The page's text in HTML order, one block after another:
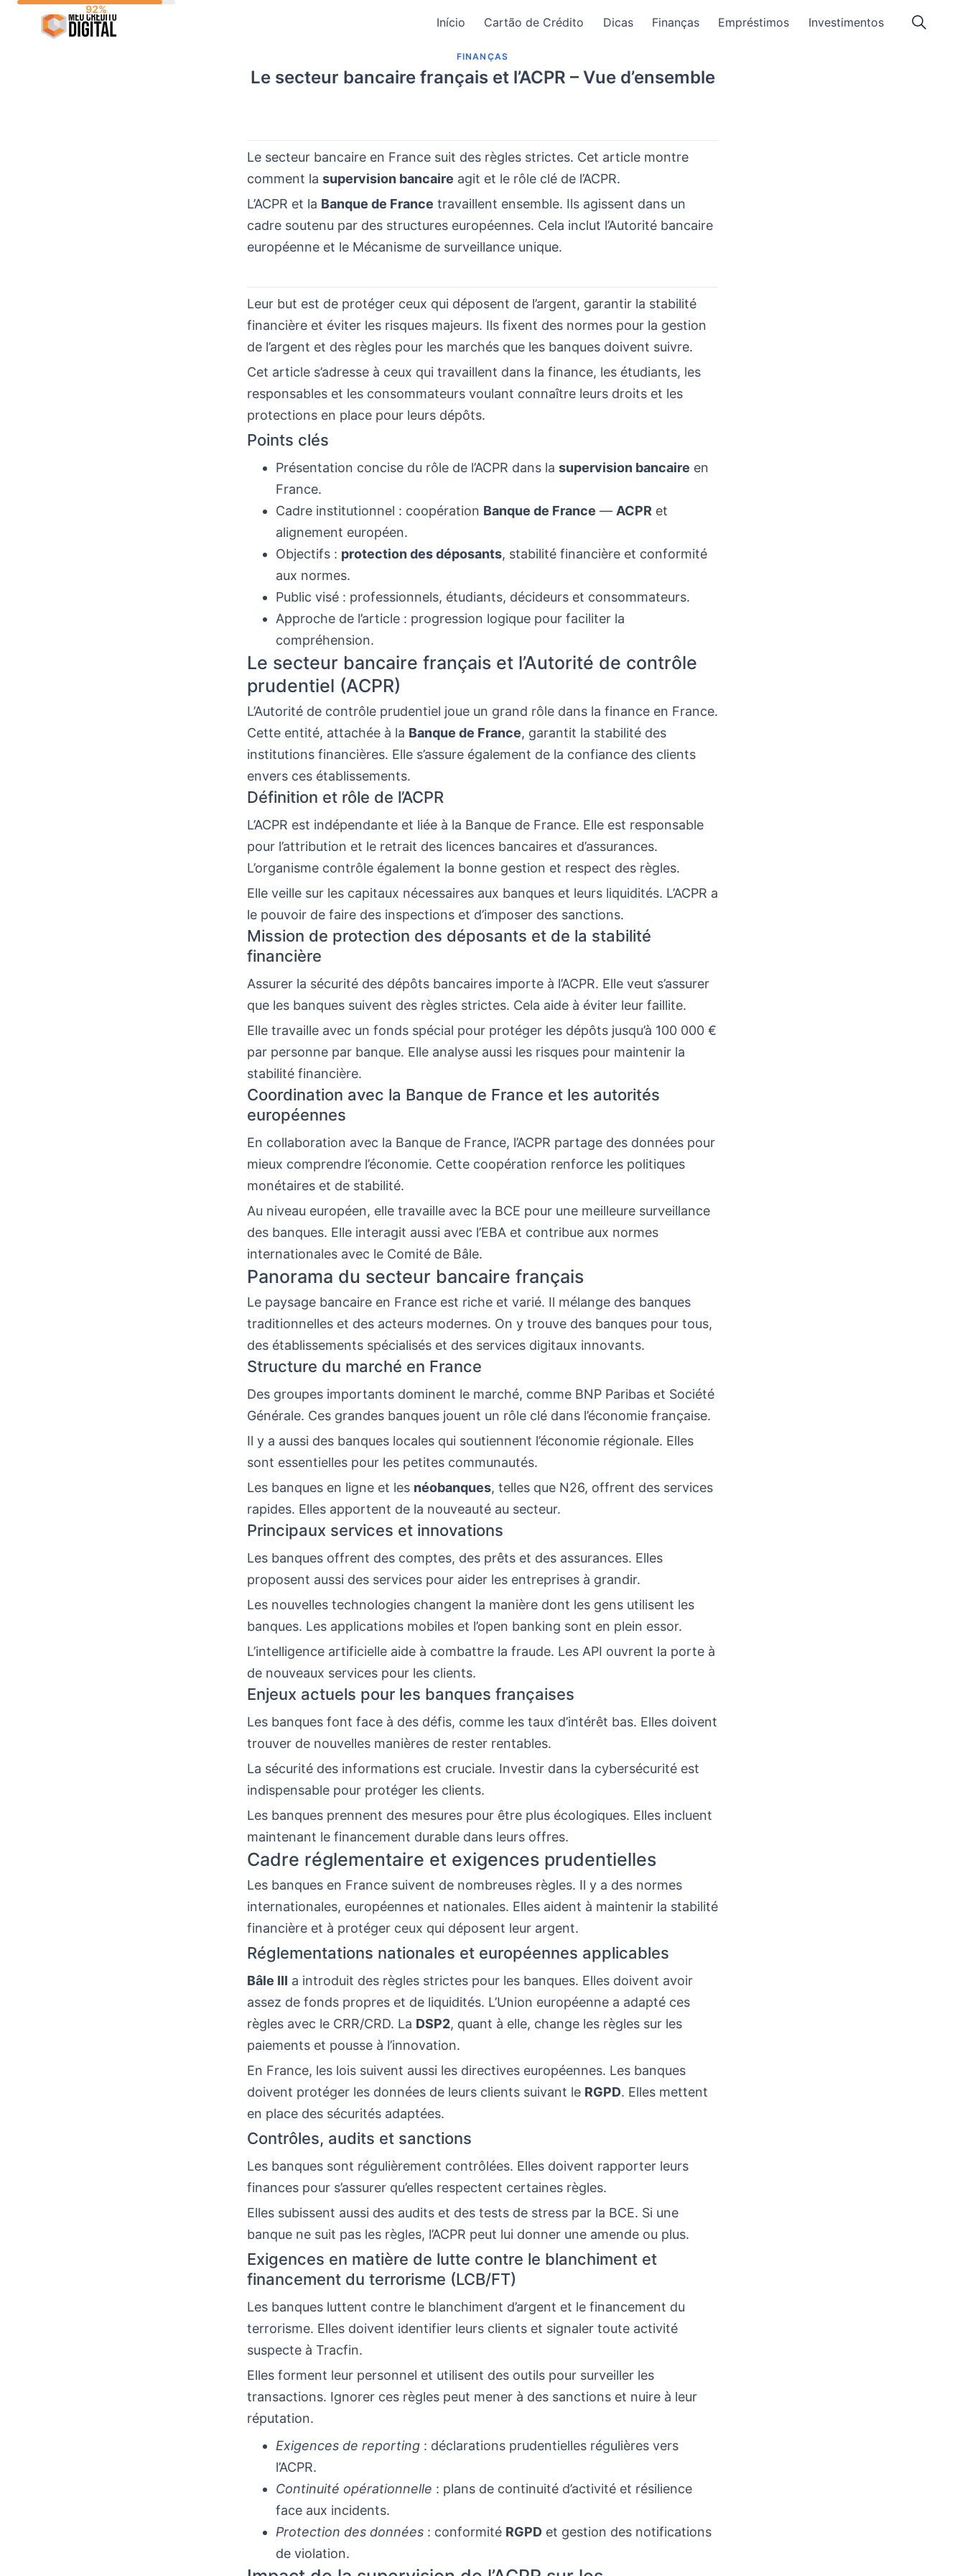
Início Cartão de Crédito Dicas Finanças Empréstimos Investimentos
FINANÇAS
Le secteur bancaire français et l’ACPR – Vue d’ensemble
Le secteur bancaire en France suit des règles strictes. Cet article montre
comment la supervision bancaire agit et le rôle clé de l’ACPR.
L’ACPR et la Banque de France travaillent ensemble. Ils agissent dans un
cadre soutenu par des structures européennes. Cela inclut l’Autorité bancaire
européenne et le Mécanisme de surveillance unique.
Leur but est de protéger ceux qui déposent de l’argent, garantir la stabilité
financière et éviter les risques majeurs. Ils fixent des normes pour la gestion
de l’argent et des règles pour les marchés que les banques doivent suivre.
Cet article s’adresse à ceux qui travaillent dans la finance, les étudiants, les
responsables et les consommateurs voulant connaître leurs droits et les
protections en place pour leurs dépôts.
Points clés
Présentation concise du rôle de l’ACPR dans la supervision bancaire en
France.
Cadre institutionnel : coopération Banque de France — ACPR et
alignement européen.
Objectifs : protection des déposants, stabilité financière et conformité
aux normes.
Public visé : professionnels, étudiants, décideurs et consommateurs.
Approche de l’article : progression logique pour faciliter la
compréhension.
Le secteur bancaire français et l’Autorité de contrôle
prudentiel (ACPR)
L’Autorité de contrôle prudentiel joue un grand rôle dans la finance en France.
Cette entité, attachée à la Banque de France, garantit la stabilité des
institutions financières. Elle s’assure également de la confiance des clients
envers ces établissements.
Définition et rôle de l’ACPR
L’ACPR est indépendante et liée à la Banque de France. Elle est responsable
pour l’attribution et le retrait des licences bancaires et d’assurances.
L’organisme contrôle également la bonne gestion et respect des règles.
Elle veille sur les capitaux nécessaires aux banques et leurs liquidités. L’ACPR a
le pouvoir de faire des inspections et d’imposer des sanctions.
Mission de protection des déposants et de la stabilité
financière
Assurer la sécurité des dépôts bancaires importe à l’ACPR. Elle veut s’assurer
que les banques suivent des règles strictes. Cela aide à éviter leur faillite.
Elle travaille avec un fonds spécial pour protéger les dépôts jusqu’à 100 000 €
par personne par banque. Elle analyse aussi les risques pour maintenir la
stabilité financière.
Coordination avec la Banque de France et les autorités
européennes
En collaboration avec la Banque de France, l’ACPR partage des données pour
mieux comprendre l’économie. Cette coopération renforce les politiques
monétaires et de stabilité.
Au niveau européen, elle travaille avec la BCE pour une meilleure surveillance
des banques. Elle interagit aussi avec l’EBA et contribue aux normes
internationales avec le Comité de Bâle.
Panorama du secteur bancaire français
Le paysage bancaire en France est riche et varié. Il mélange des banques
traditionnelles et des acteurs modernes. On y trouve des banques pour tous,
des établissements spécialisés et des services digitaux innovants.
Structure du marché en France
Des groupes importants dominent le marché, comme BNP Paribas et Société
Générale. Ces grandes banques jouent un rôle clé dans l’économie française.
Il y a aussi des banques locales qui soutiennent l’économie régionale. Elles
sont essentielles pour les petites communautés.
Les banques en ligne et les néobanques, telles que N26, offrent des services
rapides. Elles apportent de la nouveauté au secteur.
Principaux services et innovations
Les banques offrent des comptes, des prêts et des assurances. Elles
proposent aussi des services pour aider les entreprises à grandir.
Les nouvelles technologies changent la manière dont les gens utilisent les
banques. Les applications mobiles et l’open banking sont en plein essor.
L’intelligence artificielle aide à combattre la fraude. Les API ouvrent la porte à
de nouveaux services pour les clients.
Enjeux actuels pour les banques françaises
Les banques font face à des défis, comme les taux d’intérêt bas. Elles doivent
trouver de nouvelles manières de rester rentables.
La sécurité des informations est cruciale. Investir dans la cybersécurité est
indispensable pour protéger les clients.
Les banques prennent des mesures pour être plus écologiques. Elles incluent
maintenant le financement durable dans leurs offres.
Cadre réglementaire et exigences prudentielles
Les banques en France suivent de nombreuses règles. Il y a des normes
internationales, européennes et nationales. Elles aident à maintenir la stabilité
financière et à protéger ceux qui déposent leur argent.
Réglementations nationales et européennes applicables
Bâle III a introduit des règles strictes pour les banques. Elles doivent avoir
assez de fonds propres et de liquidités. L’Union européenne a adapté ces
règles avec le CRR/CRD. La DSP2, quant à elle, change les règles sur les
paiements et pousse à l’innovation.
En France, les lois suivent aussi les directives européennes. Les banques
doivent protéger les données de leurs clients suivant le RGPD. Elles mettent
en place des sécurités adaptées.
Contrôles, audits et sanctions
Les banques sont régulièrement contrôlées. Elles doivent rapporter leurs
finances pour s’assurer qu’elles respectent certaines règles.
Elles subissent aussi des audits et des tests de stress par la BCE. Si une
banque ne suit pas les règles, l’ACPR peut lui donner une amende ou plus.
Exigences en matière de lutte contre le blanchiment et
financement du terrorisme (LCB/FT)
Les banques luttent contre le blanchiment d’argent et le financement du
terrorisme. Elles doivent identifier leurs clients et signaler toute activité
suspecte à Tracfin.
Elles forment leur personnel et utilisent des outils pour surveiller les
transactions. Ignorer ces règles peut mener à des sanctions et nuire à leur
réputation.
Exigences de reporting : déclarations prudentielles régulières vers
l’ACPR.
Continuité opérationnelle : plans de continuité d’activité et résilience
face aux incidents.
Protection des données : conformité RGPD et gestion des notifications
de violation.